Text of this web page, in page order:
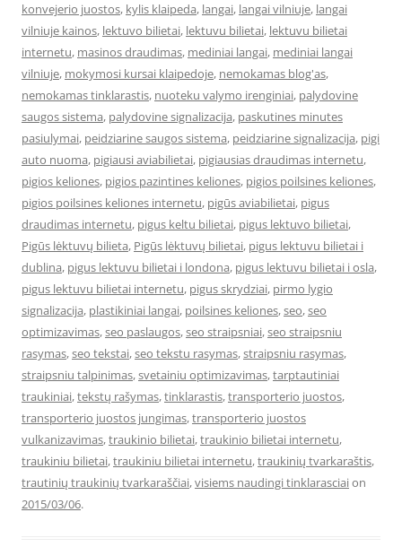
konvejerio juostos, kylis klaipeda, langai, langai vilniuje, langai
vilniuje kainos, lektuvo bilietai, lektuvu bilietai, lektuvu bilietai
internetu, masinos draudimas, mediniai langai, mediniai langai
vilniuje, mokymosi kursai klaipedoje, nemokamas blog'as,
nemokamas tinklarastis, nuoteku valymo irenginiai, palydovine
saugos sistema, palydovine signalizacija, paskutines minutes
pasiulymai, peidziarine saugos sistema, peidziarine signalizacija, pigi
auto nuoma, pigiausi aviabilietai, pigiausias draudimas internetu,
pigios keliones, pigios pazintines keliones, pigios poilsines keliones,
pigios poilsines keliones internetu, pigūs aviabilietai, pigus
draudimas internetu, pigus keltu bilietai, pigus lektuvo bilietai,
Pigūs lėktuvų bilieta, Pigūs lėktuvų bilietai, pigus lektuvu bilietai i
dublina, pigus lektuvu bilietai i londona, pigus lektuvu bilietai i osla,
pigus lektuvu bilietai internetu, pigus skrydziai, pirmo lygio
signalizacija, plastikiniai langai, poilsines keliones,seo,seo
optimizavimas,seo paslaugos,seo straipsniai,seo straipsniu
rasymas,seo tekstai,seo tekstu rasymas,straipsniu rasymas,
straipsniu talpinimas,svetainiu optimizavimas,tarptautiniai
traukiniai,tekstų rašymas,tinklarastis,transporterio juostos,
transporterio juostos jungimas,transporterio juostos
vulkanizavimas,traukinio bilietai,traukinio bilietai internetu,
traukiniu bilietai,traukiniu bilietai internetu,traukinių tvarkaraštis,
trautinių traukinių tvarkaraščiai,visiems naudingi tinklarasciaion
2015/03/06.